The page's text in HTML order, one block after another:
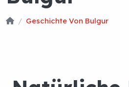
Geschichte Von Bulgur